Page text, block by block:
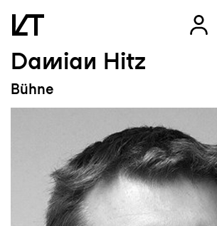
Zum Hauptinhalt springen
Zum Footer springen
Damian Hitz
Bühne